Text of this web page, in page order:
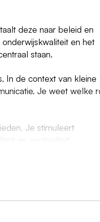
deze naar beleid en
en het
staan.
In de context van kleine
Je weet welke
Je stimuleert
en continuïteit.